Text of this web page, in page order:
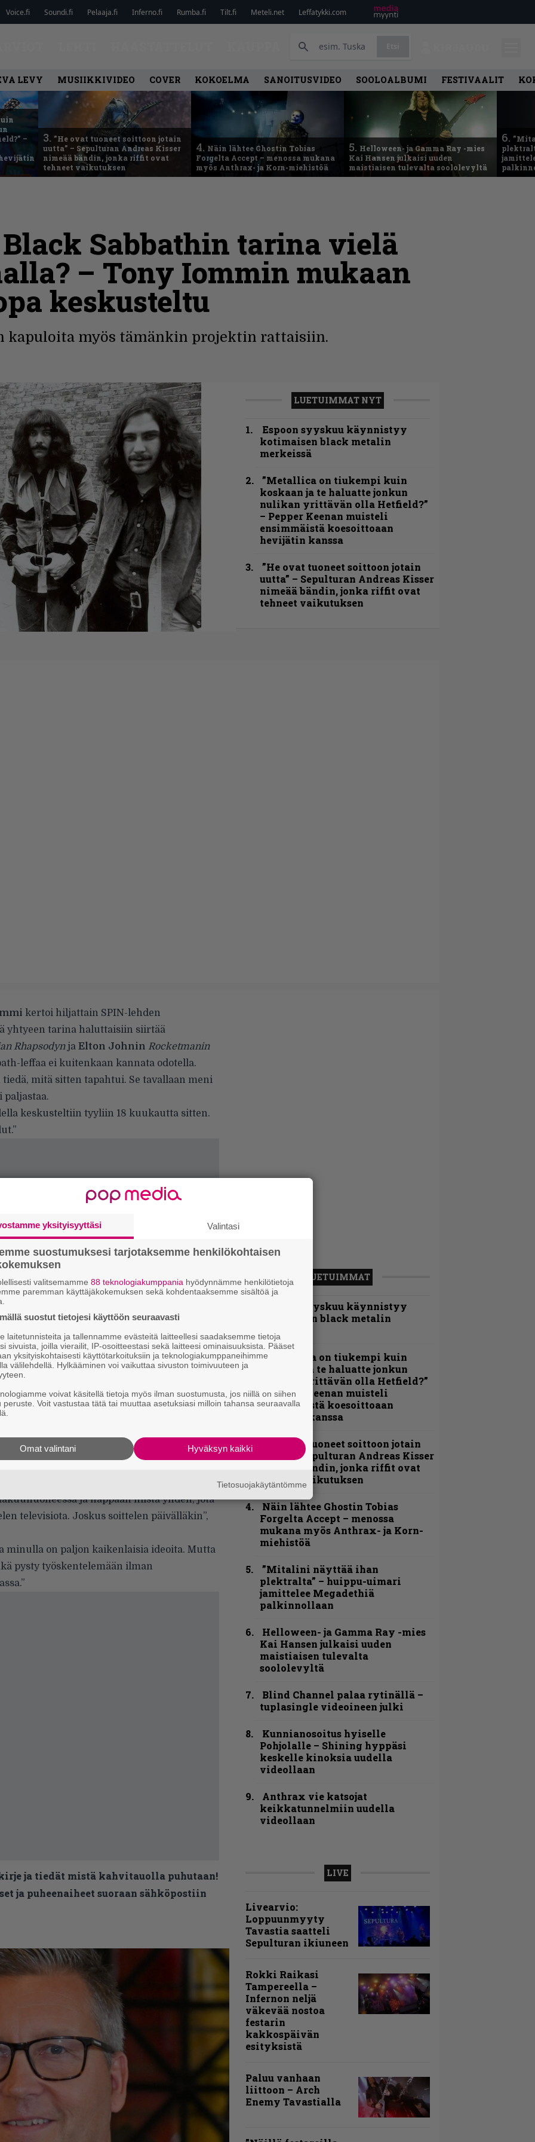
Voice.fi Soundi.fi Pelaaja.fi Inferno.fi Rumba.fi Tilt.fi Meteli.net Leffatykki.com
LEVY MUSIIKKIVIDEO COVER KOKOELMA SANOITUSVIDEO SOOLOALBUMI FESTIVAALIT
–
3. ”He ovat tuoneet soittoon jotain
uutta” – Sepulturan Andreas Kisser
nimeää bändin, jonka riffit ovat
tehneet vaikutuksen
4. Näin lähtee Ghostin Tobias
Forgelta Accept – menossa mukana
myös Anthrax- ja Korn-miehistöä
5. Helloween- ja Gamma Ray -mies
Kai Hansen julkaisi uuden
maistiaisen tulevalta soololevyltä
6.
Sabbathin tarina vielä
– Tony Iommin mukaan
keskusteltu
kapuloita myös tämänkin projektin rattaisiin.
LUETUIMMAT NYT
Espoon syyskuu käynnistyy
kotimaisen black metalin
merkeissä
”Metallica on tiukempi kuin
koskaan ja te haluatte jonkun
nulikan yrittävän olla Hetfield?”
– Pepper Keenan muisteli
ensimmäistä koesoittoaan
hevijätin kanssa
”He ovat tuoneet soittoon jotain
uutta” – Sepulturan Andreas Kisser
nimeää bändin, jonka riffit ovat
tehneet vaikutuksen
kertoi hiljattain SPIN-lehden
yhtyeen tarina haluttaisiin siirtää
Rhapsodynja Elton Johnin Rocketmanin
leffaa ei kuitenkaan kannata odotella.
mitä sitten tapahtui. Se tavallaan meni
paljastaa.
keskusteltiin tyyliin 18 kuukautta sitten.
mahdollisista musiikillisista
kenties saattaa meidän muidenkin iloksi.
ole työn alla, mutta soittamista hän ei ole
5-10 minuuttia. kun painelen sänkyyn.
ja nappaan niistä yhden, jota
televisiota. Joskus soittelen päivälläkin”,
minulla on paljon kaikenlaisia ideoita. Mutta
pysty työskentelemään ilman
ja tiedät mistä kahvitauolla puhutaan!
ja puheenaiheet suoraan sähköpostiin
LUETUIMMAT
Espoon syyskuu käynnistyy
kotimaisen black metalin
”Metallica on tiukempi kuin
koskaan ja te haluatte jonkun
nulikan yrittävän olla Hetfield?”
– Pepper Keenan muisteli
ensimmäistä koesoittoaan
hevijätin kanssa
”He ovat tuoneet soittoon jotain
uutta” – Sepulturan Andreas Kisser
nimeää bändin, jonka riffit ovat
tehneet vaikutuksen
Näin lähtee Ghostin Tobias
Forgelta Accept – menossa
mukana myös Anthrax- ja Korn-
miehistöä
”Mitalini näyttää ihan
plektralta” – huippu-uimari
jamittelee Megadethiä
palkinnollaan
Helloween- ja Gamma Ray -mies
Kai Hansen julkaisi uuden
maistiaisen tulevalta
soololevyltä
Blind Channel palaa rytinällä –
tuplasingle videoineen julki
Kunnianosoitus hyiselle
Pohjolalle – Shining hyppäsi
keskelle kinoksia uudella
videollaan
Anthrax vie katsojat
keikkatunnelmiin uudella
videollaan
LIVE
Livearvio:
Loppuunmyyty
Tavastia saatteli
Sepulturan ikiuneen
Rokki Raikasi
Tampereella –
Infernon neljä
väkevää nostoa
festarin
kakkospäivän
esityksistä
Paluu vanhaan
liittoon – Arch
Enemy Tavastialla
yksityisyyttäsi Valintasi
suostumuksesi tarjotaksemme henkilökohtaisen
valitsemamme 88 teknologiakumppania hyödynnämme henkilötietoja
paremman käyttäjäkokemuksen sekä kohdentaaksemme sisältöä ja
suostut tietojesi käyttöön seuraavasti
laitetunnisteita ja tallennamme evästeitä laitteellesi saadaksemme tietoja
sivuista, joilla vierailit, IP-osoitteestasi sekä laitteesi ominaisuuksista. Pääset
yksityiskohtaisesti käyttötarkoituksiin ja teknologiakumppaneihimme
välilehdellä. Hylkääminen voi vaikuttaa sivuston toimivuuteen ja
voivat käsitellä tietoja myös ilman suostumusta, jos niillä on siihen
peruste. Voit vastustaa tätä tai muuttaa asetuksiasi milloin tahansa seuraavalla
Hyväksyn kaikki
Omat valintani
Tietosuojakäytäntömme